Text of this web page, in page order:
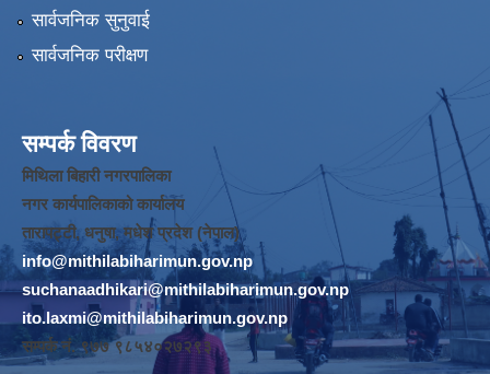
सार्वजनिक सुनुवाई
सार्वजनिक परीक्षण
सम्पर्क विवरण
मिथिला बिहारी नगरपालिका
नगर कार्यपालिकाको कार्यालय
तारापट्टी, धनुषा, मधेश प्रदेश (नेपाल)
info@mithilabiharimun.gov.np
suchanaadhikari@mithilabiharimun.gov.np
ito.laxmi@mithilabiharimun.gov.np
सम्पर्क नं. ‌९७७ ९८५४०२७२९३